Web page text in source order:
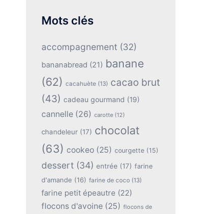
Mots clés
accompagnement(32)
bananabread (21) banane
(62) cacahuète (13) cacao brut
(43) cadeau gourmand (19)
cannelle(26) carotte(12)
chandeleur(17) chocolat
(63) cookeo(25) courgette(15)
dessert(34) entrée (17) farine
d'amande (16) farine de coco(13)
farine petit épeautre (22)
flocons d'avoine(25) flocons de